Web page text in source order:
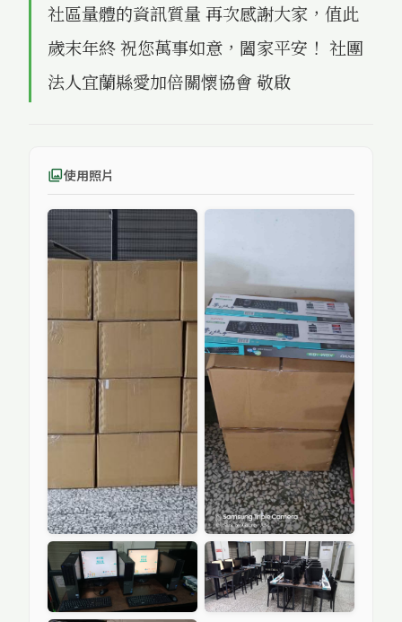
社區量體的資訊質量 再次感謝大家，值此
歲末年終 祝您萬事如意，闔家平安！ 社團
法人宜蘭縣愛加倍關懷協會 敬啟
photo_library使用照片